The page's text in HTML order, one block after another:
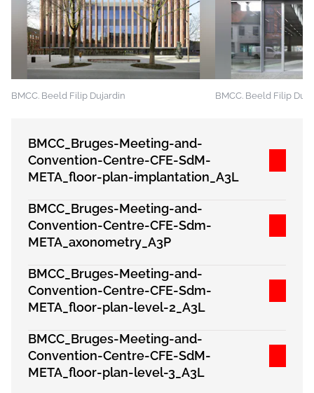
BMCC. Beeld Filip Dujardin BMCC. Beeld Filip
BMCC_Bruges-Meeting-and-
Convention-Centre-CFE-SdM-
META_floor-plan-implantation_A3L
BMCC_Bruges-Meeting-and-
Convention-Centre-CFE-Sdm-
META_axonometry_A3P
BMCC_Bruges-Meeting-and-
Convention-Centre-CFE-Sdm-
META_floor-plan-level-2_A3L
BMCC_Bruges-Meeting-and-
Convention-Centre-CFE-SdM-
META_floor-plan-level-3_A3L